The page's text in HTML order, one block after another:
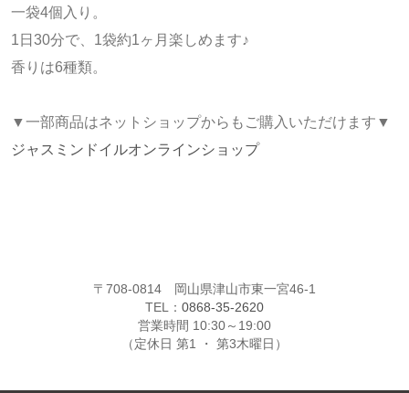
一袋4個入り。
1日30分で、1袋約1ヶ月楽しめます♪
香りは6種類。
▼一部商品はネットショップからもご購入いただけます▼
ジャスミンドイルオンラインショップ
〒708-0814 岡山県津山市東一宮46-1
TEL： 0868-35-2620
営業時間 10:30～19:00
（定休日 第1 ・ 第3木曜日）